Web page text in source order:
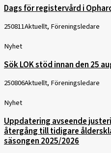
Dags för registervård i
250811Aktuellt, Föreningsledare
Nyhet
Sök LOK stöd innan den 25
250806Aktuellt, Föreningsledare
Nyhet
Uppdatering avseende
återgång till tidigare
säsongen 2025/2026